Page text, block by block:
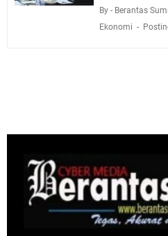
By - Berantas
Ekonomi